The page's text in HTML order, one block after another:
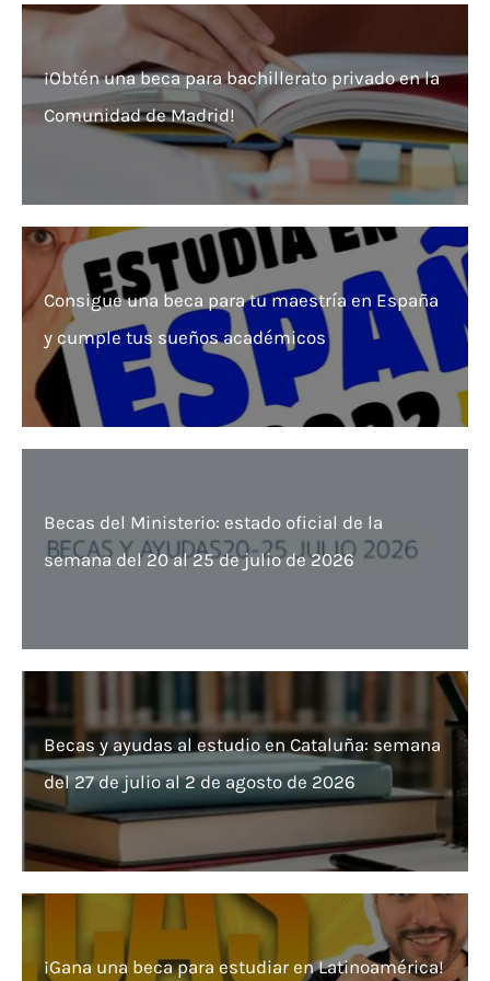
¡Obtén una beca para bachillerato privado en la
Comunidad de Madrid!
Consigue una beca para tu maestría en España
y cumple tus sueños académicos
Becas del Ministerio: estado oficial de la
semana del 20 al 25 de julio de 2026
Becas y ayudas al estudio en Cataluña: semana
del 27 de julio al 2 de agosto de 2026
¡Gana una beca para estudiar en Latinoamérica!